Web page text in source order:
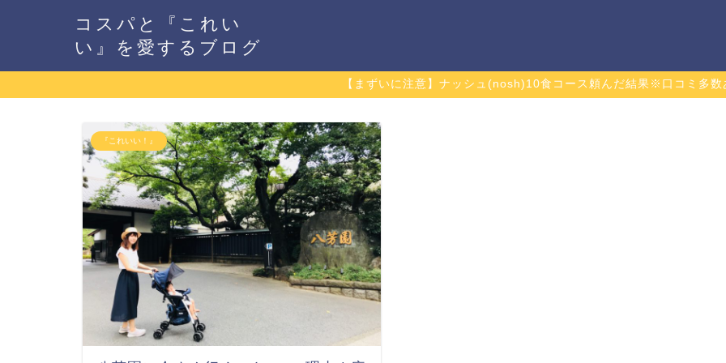
コスパと『これい
い』を愛するブログ
【まずいに注意】ナッシュ(nosh)10食コース頼んだ結果※口コミ多数
『これいい！』